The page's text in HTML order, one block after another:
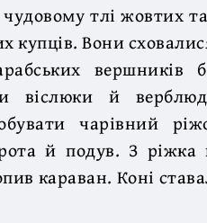
тлі жовтих
купців. Вони
вершників
віслюки й
чарівний
й подув. З ріжка
караван. Коні